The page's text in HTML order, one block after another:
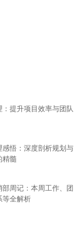
提升项目效率与团队
悟：深度剖析规划与
精髓
周记：本周工作、团
等全解析